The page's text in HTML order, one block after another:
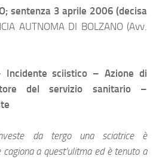
sentenza 3 aprile 2006 (decisa
AUTNOMA DI BOLZANO (Avv.
Incidente sciistico – Azione di
del servizio sanitario –
da tergo una sciatrice è
a quest’ulitma ed è tenuto a